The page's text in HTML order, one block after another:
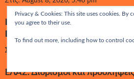
Κονδύλι 50 εκατ. ευρώ για
ΕΒΠ στα σχολεία το 2026-27
Στις: August 8, 2026, 5:35 pm
ΕΛΑΣ: Διορισμοί και
Privacy & Cookies: This site uses cookies. By
you agree to their use.
To find out more, including how to control